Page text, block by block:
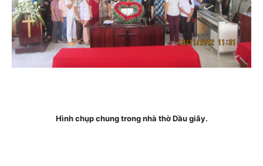
Hình chụp chung trong nhà thờ Dầu giây.